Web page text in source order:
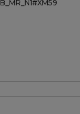
B_MR_N1#XM59